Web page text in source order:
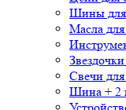
Шины для
Масла
Свечи
Шина + 2